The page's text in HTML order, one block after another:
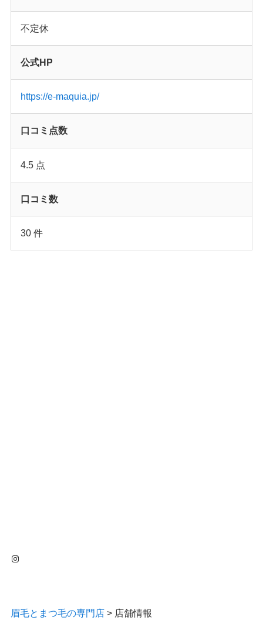
不定休
公式HP
https://e-maquia.jp/
口コミ点数
4.5 点
口コミ数
30 件
Instagram
眉毛とまつ毛の専門店> 店舗情報